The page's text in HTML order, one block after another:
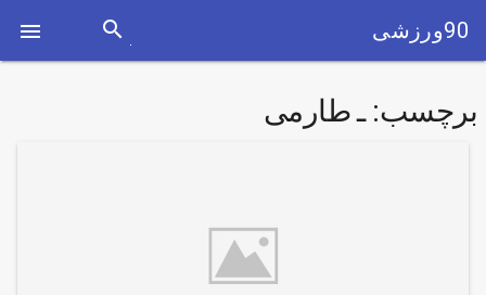
 90ورزشی search
برچسب:ـ طارمی